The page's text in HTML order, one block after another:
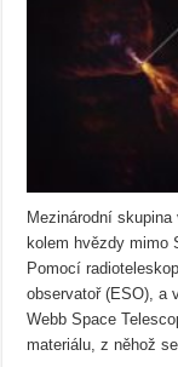
Mezinárodní
kolem hvězdy mimo
Pomocí
observatoř (ESO), a
Webb Space
materiálu, z něhož